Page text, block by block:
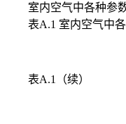
室内空气中各种参数
表A.1 室内空气中各
表A.1（续）